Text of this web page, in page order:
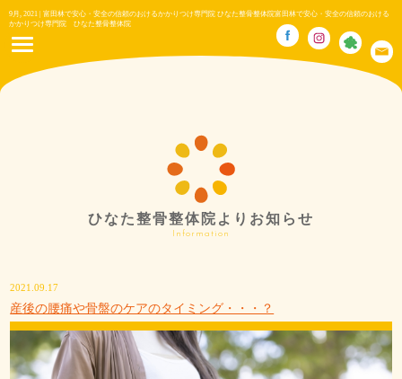
9月, 2021 | 富田林で安心・安全の信頼のおけるかかりつけ専門院 ひなた整骨整体院富田林で安心・安全の信頼のおける
かかりつけ専門院 ひなた整骨整体院
ひなた整骨整体院よりお知らせ
Information
2021.09.17
産後の腰痛や骨盤のケアのタイミング・・・？